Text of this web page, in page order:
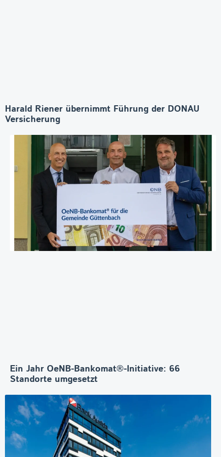
Harald Riener übernimmt Führung der DONAU
Versicherung
Ein Jahr OeNB-Bankomat®-Initiative: 66
Standorte umgesetzt